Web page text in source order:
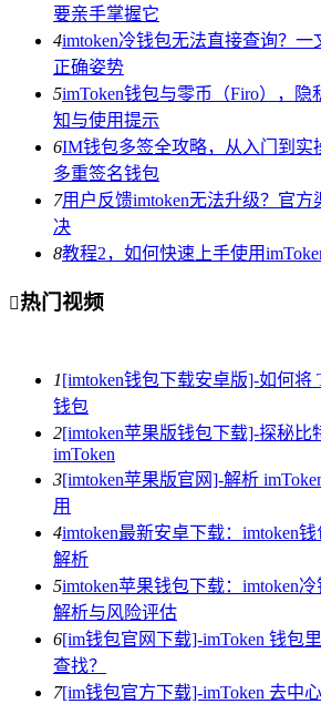
要亲手掌握它
4imtoken冷钱包无法直接查询？
正确姿势
5imToken钱包与零币（Firo），隐
知与使用提示
6IM钱包多签全攻略，从入门到实
多重签名钱包
7用户反馈imtoken无法升级？官
决
8教程2，如何快速上手使用
热门视频
1[imtoken钱包下载安卓版]-如何将
钱包
2[imtoken苹果版钱包下载]-探秘比
imToken
3[imtoken苹果版官网]-解析
用
4imtoken最新安卓下载：imtoken
解析
5imtoken苹果钱包下载：imtoken
解析与风险评估
6[im钱包官网下载]-imToken 钱包
查找？
7[im钱包官方下载]-imToken 去中